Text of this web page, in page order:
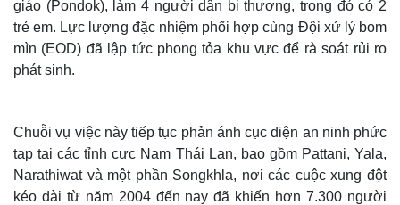
giáo (Pondok), làm 4 người dân bị thương, trong đó có 2
trẻ em. Lực lượng đặc nhiệm phối hợp cùng Đội xử lý bom
mìn (EOD) đã lập tức phong tỏa khu vực để rà soát rủi ro
phát sinh.
Chuỗi vụ việc này tiếp tục phản ánh cục diện an ninh phức
tạp tại các tỉnh cực Nam Thái Lan, bao gồm Pattani, Yala,
Narathiwat và một phần Songkhla, nơi các cuộc xung đột
kéo dài từ năm 2004 đến nay đã khiến hơn 7.300 người